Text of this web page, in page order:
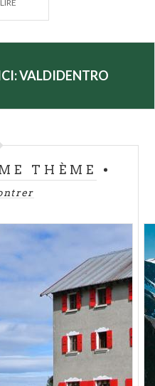
de la Valdidentro est le
décor splendide qui
cinq kilomètres
avec des
signalées. La
aux compétitions
considérée comme
est également
la destination idéale
le contact avec la
la neigeet la
inoubliable d'une
tiré par des chiens.
se trouvent les
depuis l'époque
VALDIDENTRO
THÈME